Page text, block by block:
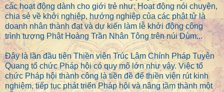
các hoạt động dành cho giới trẻ như: Hoạt động nói chuyện,
chia sẻ về khởi nghiệp, hướng nghiệp của các phật tử là
doanh nhân thành đạt và dự kiến làm lễ khởi động công
trình tượng Phật Hoàng Trần Nhân Tông trên núi Dùm...
Đây là lần đầu tiên Thiền viện Trúc Lâm Chính Pháp Tuyên
Quang tổ chức Pháp hội có quy mô lớn như vậy. Việc tổ
chức Pháp hội thành công là tiền đề để thiền viện rút kinh
nghiệm, tiếp tục phát triển Pháp hội và nâng tầm thành một